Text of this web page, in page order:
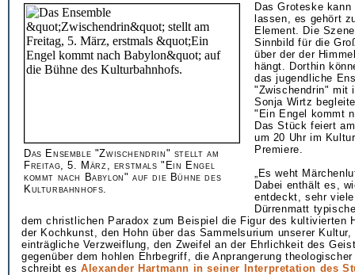
Das Ensemble "Zwischendrin" stellt am
Freitag, 5. März, erstmals "Ein Engel
kommt nach Babylon" auf die Bühne des
Kulturbahnhofs.
Das Groteske
lassen, es gehört
Element. Die
Sinnbild für die
über der der
hängt. Dorthin
das jugendliche
"Zwischendrin" mit
Sonja Wirtz
"Ein Engel kommt
Das Stück feiert
um 20 Uhr im
Premiere.
„Es weht
Dabei enthält es,
entdeckt, sehr
Dürrenmatt
dem christlichen Paradox zum Beispiel die Figur des kultivierten
der Kochkunst, den Hohn über das Sammelsurium unserer
einträgliche Verzweiflung, den Zweifel an der Ehrlichkeit des
gegenüber dem hohlen Ehrbegriff, die Anprangerung
schreibt esAlexander Hartmann in seiner Interpretation des